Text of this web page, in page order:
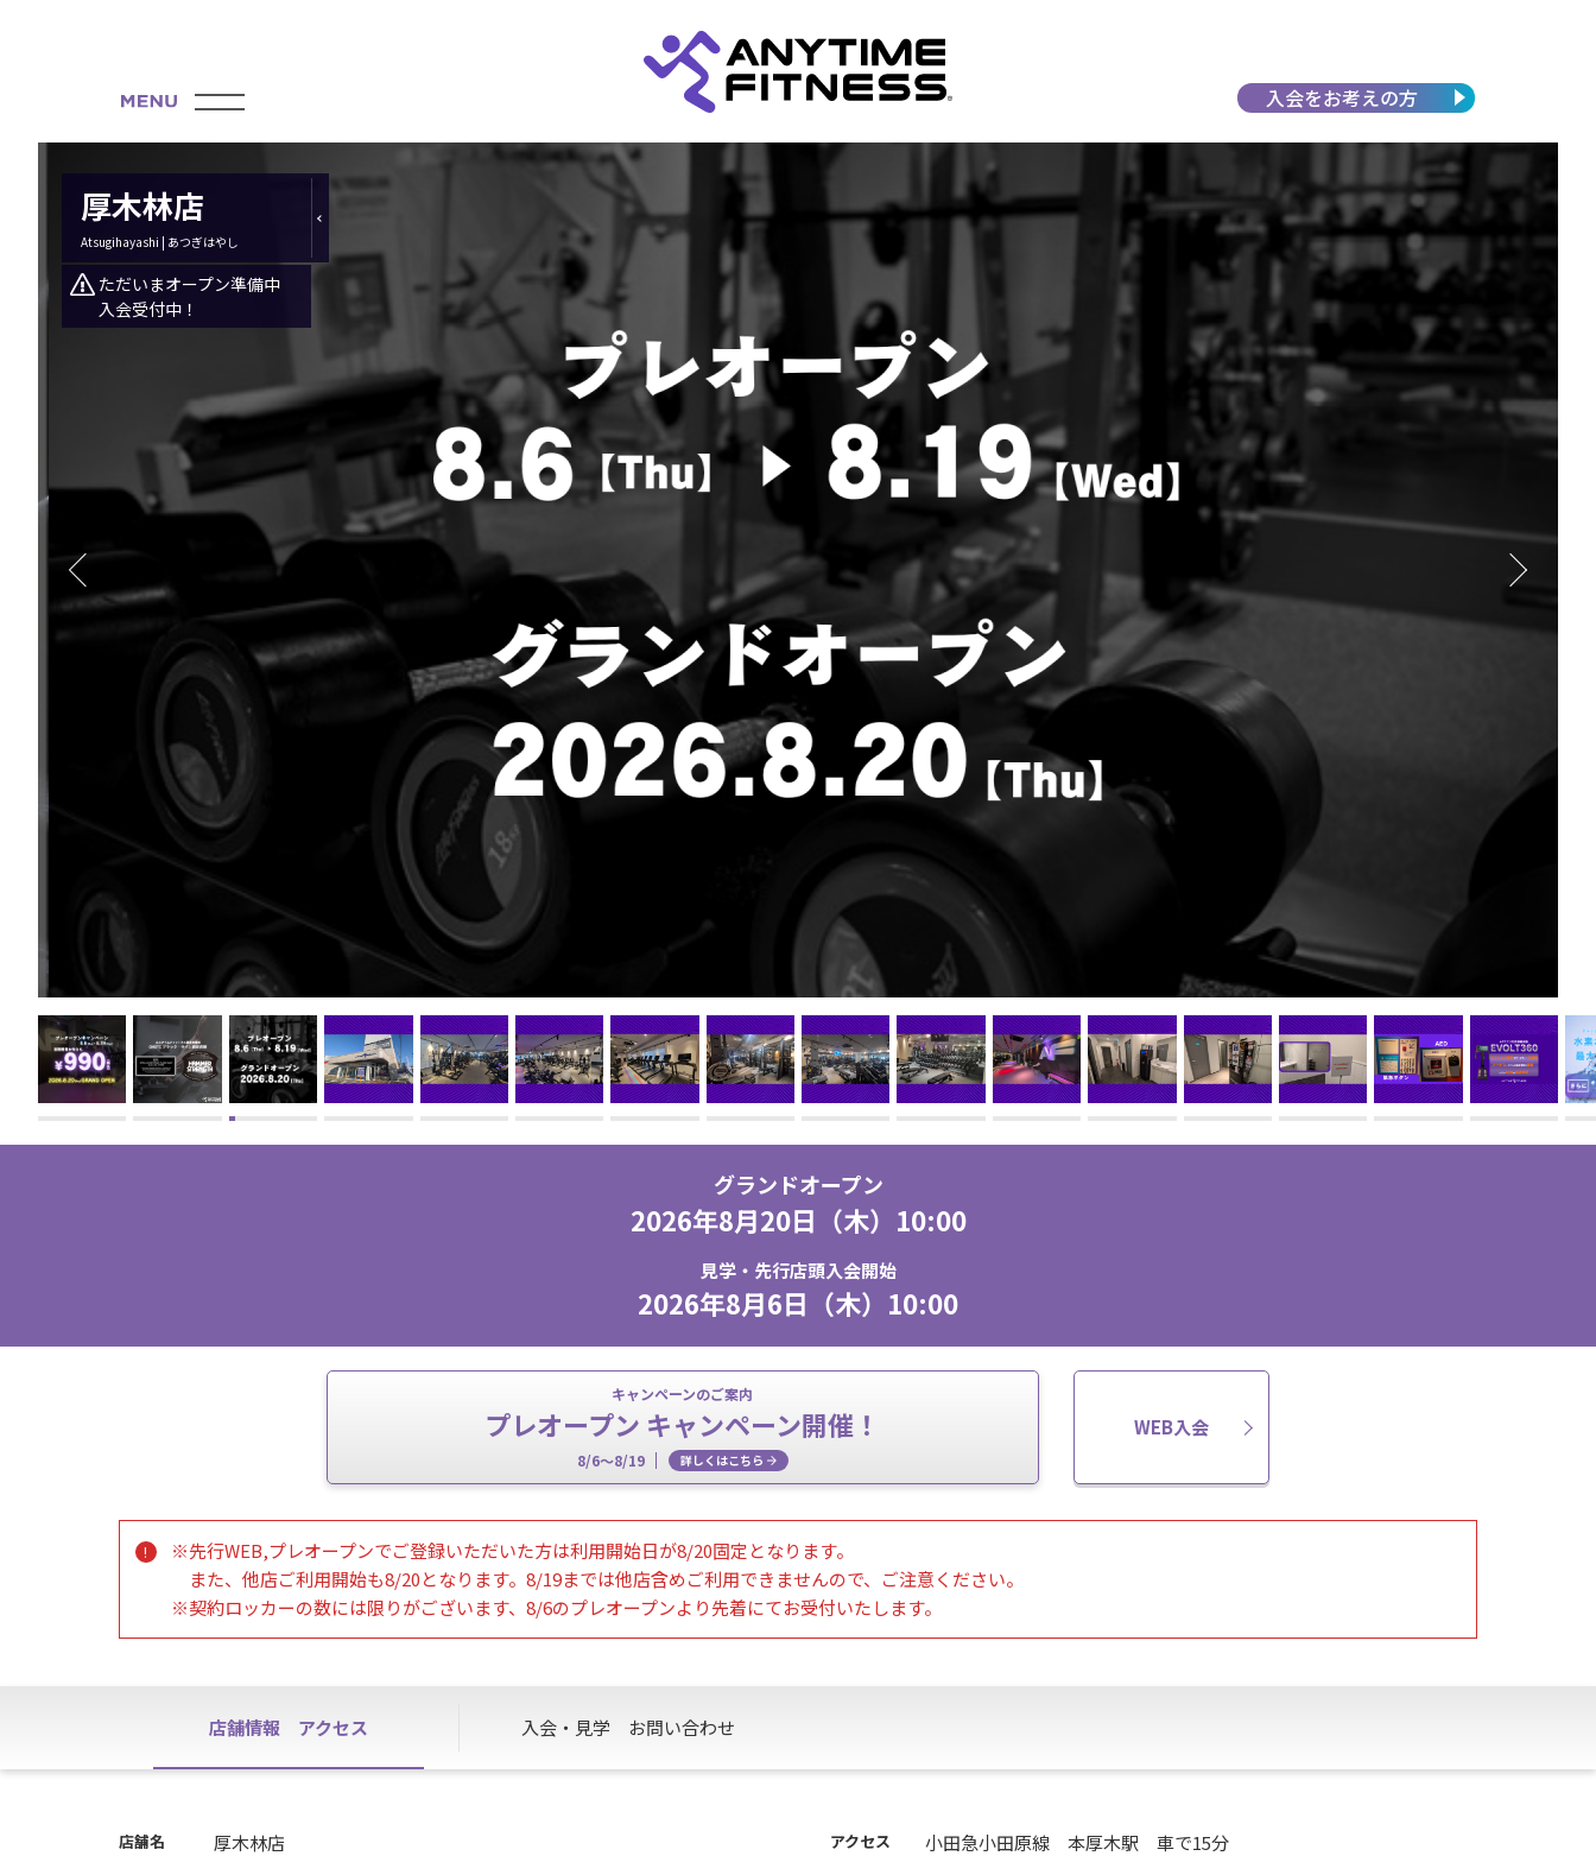
入会をお考えの方
厚木林店
Atsugihayashi | あつぎはやし
ただいまオープン準備中
入会受付中！
グランドオープン
2026年8月20日（木）10:00
見学・先行店頭入会開始
2026年8月6日（木）10:00
キャンペーンのご案内
プレオープン キャンペーン開催！
8/6～8/19 詳しくはこちら
WEB入会
※先行WEB,プレオープンでご登録いただいた方は利用開始日が8/20固定となります。
また、他店ご利用開始も8/20となります。8/19までは他店含めご利用できませんので、ご注意ください。
※契約ロッカーの数には限りがございます、8/6のプレオープンより先着にてお受付いたします。
店舗情報 アクセス 入会・見学 お問い合わせ
店舗名
厚木林店
アクセス 小田急小田原線 本厚木駅 車で15分